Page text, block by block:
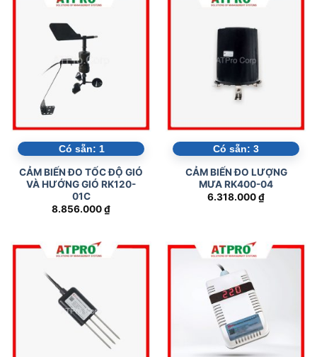
Có sẵn: 1
CẢM BIẾN ĐO TỐC ĐỘ GIÓ
VÀ HƯỚNG GIÓ RK120-
01C
8.856.000₫
Có sẵn: 3
CẢM BIẾN ĐO LƯỢNG
MƯA RK400-04
6.318.000₫